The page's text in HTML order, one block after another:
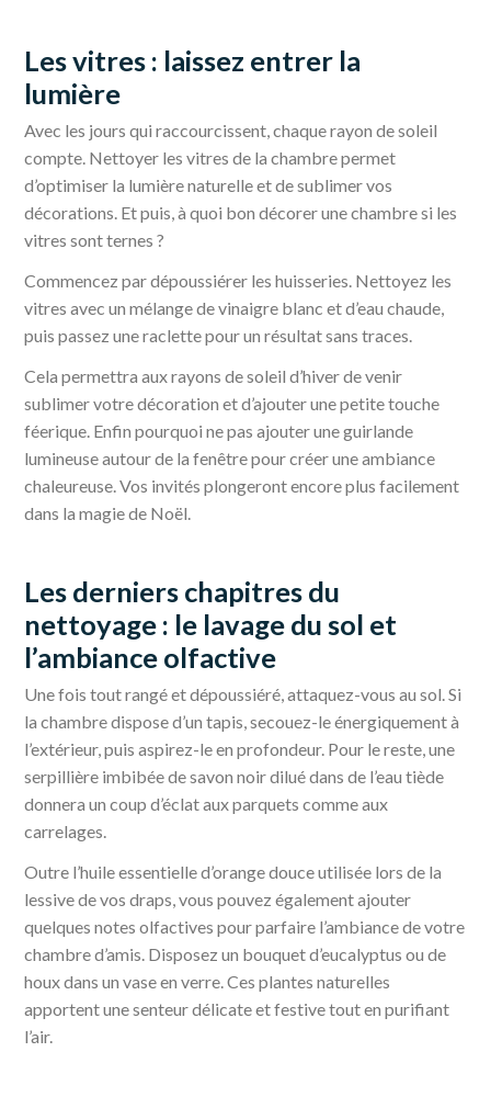
Les vitres : laissez entrer la
lumière
Avec les jours qui raccourcissent, chaque rayon de soleil
compte. Nettoyer les vitres de la chambre permet
d’optimiser la lumière naturelle et de sublimer vos
décorations. Et puis, à quoi bon décorer une chambre si les
vitres sont ternes ?
Commencez par dépoussiérer les huisseries. Nettoyez les
vitres avec un mélange de vinaigre blanc et d’eau chaude,
puis passez une raclette pour un résultat sans traces.
Cela permettra aux rayons de soleil d’hiver de venir
sublimer votre décoration et d’ajouter une petite touche
féerique. Enfin pourquoi ne pas ajouter une guirlande
lumineuse autour de la fenêtre pour créer une ambiance
chaleureuse. Vos invités plongeront encore plus facilement
dans la magie de Noël.
Les derniers chapitres du
nettoyage : le lavage du sol et
l’ambiance olfactive
Une fois tout rangé et dépoussiéré, attaquez-vous au sol. Si
la chambre dispose d’un tapis, secouez-le énergiquement à
l’extérieur, puis aspirez-le en profondeur. Pour le reste, une
serpillière imbibée de savon noir dilué dans de l’eau tiède
donnera un coup d’éclat aux parquets comme aux
carrelages.
Outre l’huile essentielle d’orange douce utilisée lors de la
lessive de vos draps, vous pouvez également ajouter
quelques notes olfactives pour parfaire l’ambiance de votre
chambre d’amis. Disposez un bouquet d’eucalyptus ou de
houx dans un vase en verre. Ces plantes naturelles
apportent une senteur délicate et festive tout en purifiant
l’air.